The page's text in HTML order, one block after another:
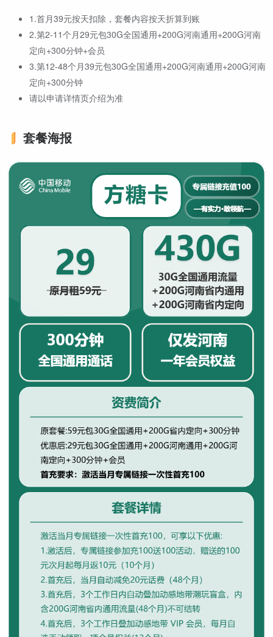
1.首月39元按天扣除，套餐内容按天折算到账
2.第2-11个月29元包30G全国通用+200G河南通用+200G河南
定向+300分钟+会员
3.第12-48个月39元包30G全国通用+200G河南通用+200G河南
定向+300分钟
请以申请详情页介绍为准
套餐海报